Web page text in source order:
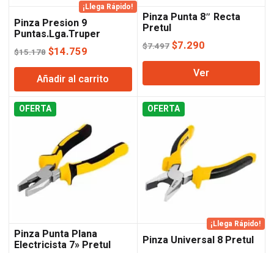
¡Llega Rápido!
Pinza Presion 9
Puntas.Lga.Truper
Lusqtoff
$15.178 El
precio
original
era:
$15.178.
$14.759
precio
actual
es:
Añadir al carrito
Pinza Punta 8″ Recta
Pretul
$7.497 El
precio
original
era:
$7.497.
$7.290El
precio
actual
es:
Ver
OFERTA
Pinza Punta Plana
Electricista 7» Pretul
OFERTA
¡Llega Rápido!
Pinza Universal 8 Pretul